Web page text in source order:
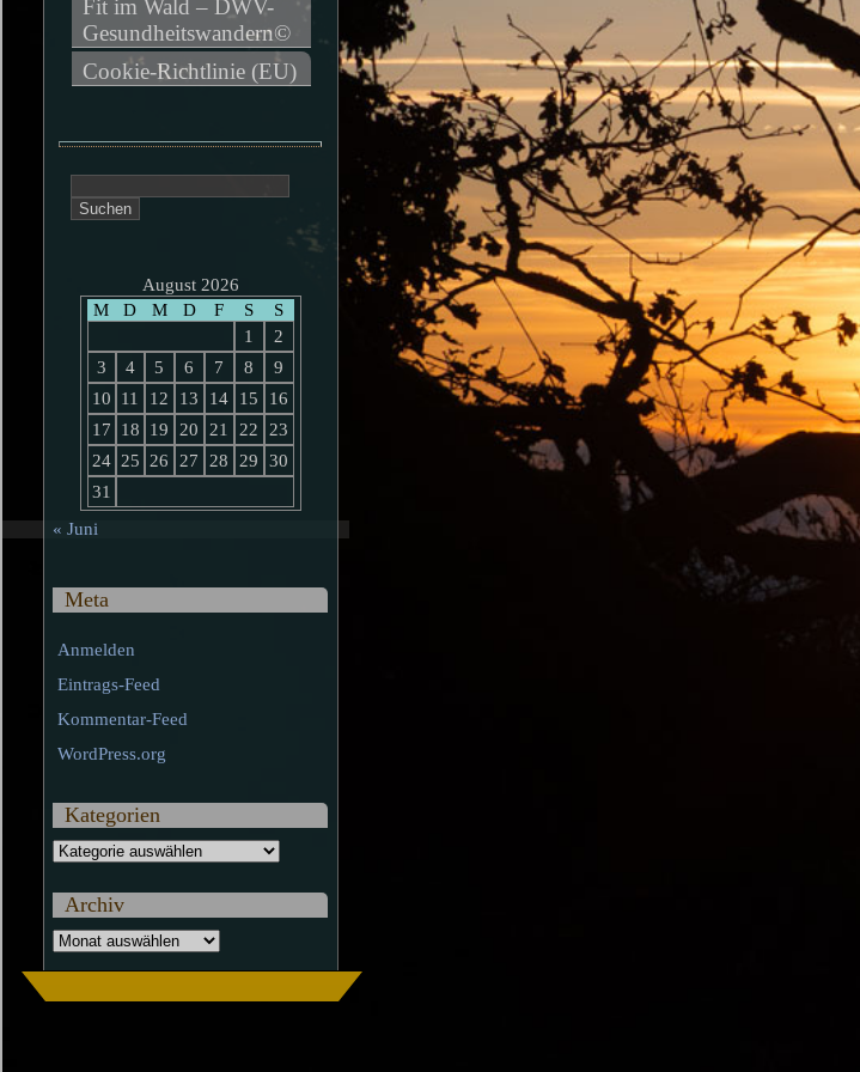
Fit im Wald – DWV-
Gesundheitswandern©
Cookie-Richtlinie (EU)
nach:
August 2026
M
D M D F S
S
1
2
3
4 5 6 7 8
9
10
11 12 13 14 15
16
17
18 19 20 21 22
23
24 25 26 27 28 29
30
31
« Juni
Meta
Anmelden
Eintrags-Feed
Kommentar-Feed
WordPress.org
Kategorien
Kategorien
Archiv
Archiv